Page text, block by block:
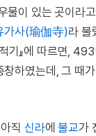
물이 있는 곳이라
가사(瑜伽寺)라 불
기』에 따르면,
하였는데, 그 때
직 신라에불교가